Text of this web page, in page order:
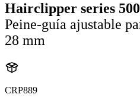
Hairclipper series
Peine-guía ajustable
28 mm
CRP889